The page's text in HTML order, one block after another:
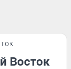
Восток